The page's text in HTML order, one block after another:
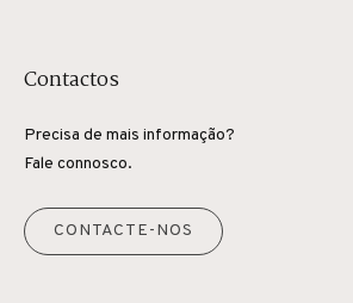
Contactos
Precisa de mais informação?
Fale connosco.
CONTACTE-NOS